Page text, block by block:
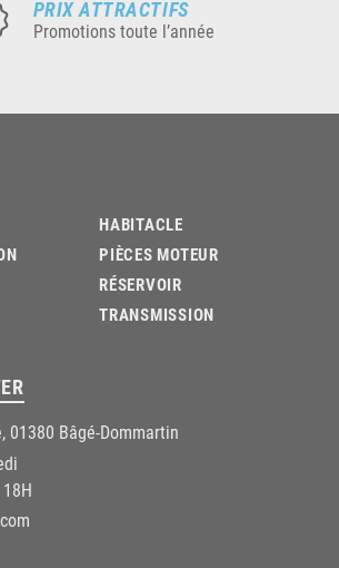
PRIX ATTRACTIFS
Promotions toute l’année
HABITACLE
PIÈCES MOTEUR
RÉSERVOIR
TRANSMISSION
01380 Bâgé-Dommartin